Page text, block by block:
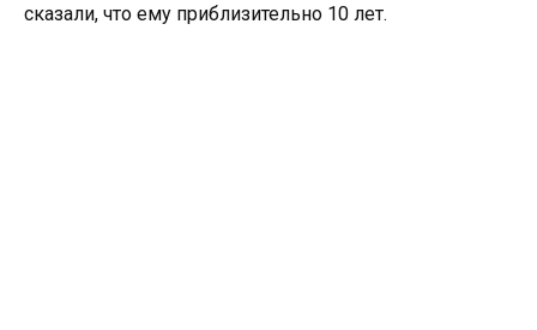
сказали, что ему приблизительно 10 лет.